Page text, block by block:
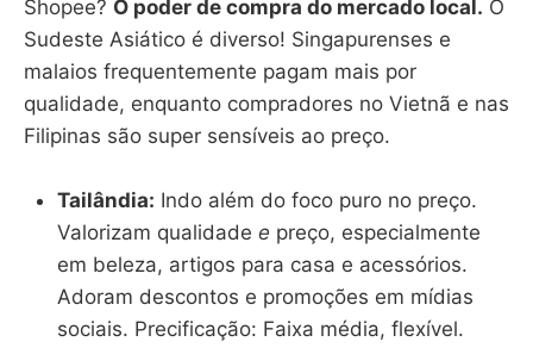
Shopee? O poder de compra do mercado local. O
Sudeste Asiático é diverso! Singapurenses e
malaios frequentemente pagam mais por
qualidade, enquanto compradores no Vietnã e nas
Filipinas são super sensíveis ao preço.
Tailândia: Indo além do foco puro no preço.
Valorizam qualidade e preço, especialmente
em beleza, artigos para casa e acessórios.
Adoram descontos e promoções em mídias
sociais. Precificação: Faixa média, flexível.